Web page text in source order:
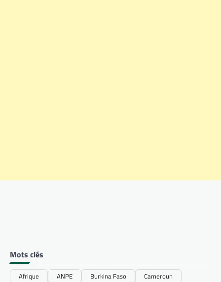
Mots clés
Afrique ANPE Burkina Faso
Cameroun